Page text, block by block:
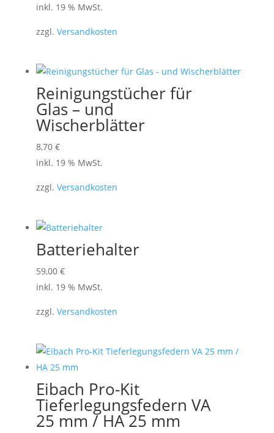
inkl. 19 % MwSt.
zzgl. Versandkosten
Reinigungstücher für
Glas – und
Wischerblätter
8,70 €
inkl. 19 % MwSt.
zzgl. Versandkosten
Batteriehalter
59,00 €
inkl. 19 % MwSt.
zzgl. Versandkosten
Eibach Pro-Kit
Tieferlegungsfedern VA
25 mm / HA 25 mm